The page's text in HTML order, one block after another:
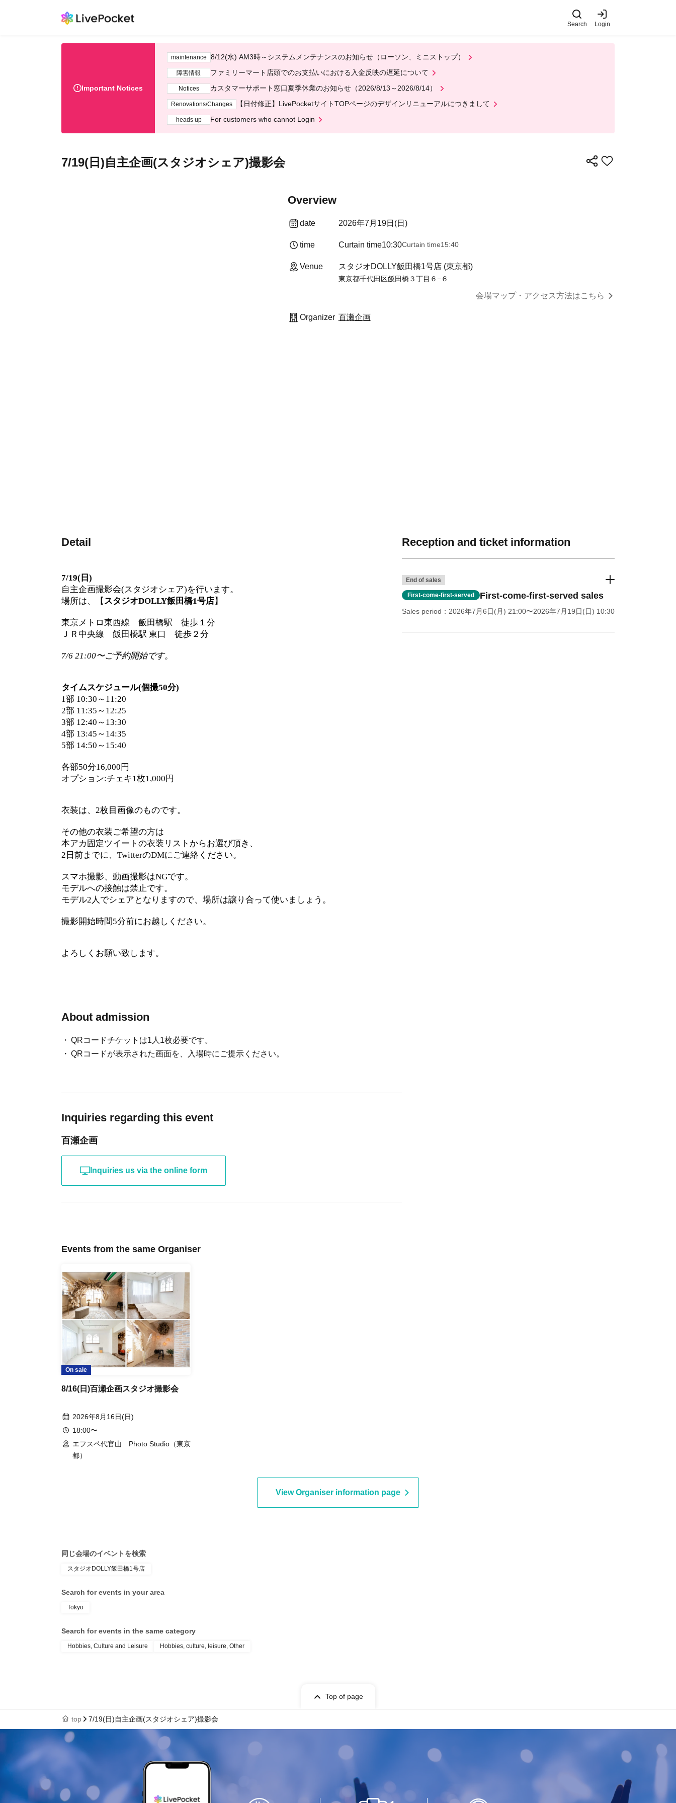
Search Login
Important Notices
maintenance 8/12(水) AM3時～システムメンテナンスのお知らせ（ローソン、ミニストップ）
障害情報 ファミリーマート店頭でのお支払いにおける入金反映の遅延について
Notices カスタマーサポート窓口夏季休業のお知らせ（2026/8/13～2026/8/14）
Renovations/Changes 【日付修正】LivePocketサイトTOPページのデザインリニューアルにつきまして
heads up For customers who cannot Login
7/19(日)自主企画(スタジオシェア)撮影会
Overview
date 2026年7月19日(日)
time Curtain time10:30Curtain time15:40
Venue スタジオDOLLY飯田橋1号店 (東京都)
東京都千代田区飯田橋３丁目６−６
会場マップ・アクセス方法はこちら
Organizer 百瀬企画
Detail
7/19(日)
自主企画撮影会(スタジオシェア)を行います。
場所は、【 スタジオDOLLY飯田橋1号店】
東京メトロ東西線 飯田橋駅 徒歩１分
ＪＲ中央線 飯田橋駅 東口 徒歩２分
7/6 21:00〜ご予約開始です。
タイムスケジュール(個撮50分)
1部 10:30～11:20
2部 11:35～12:25
3部 12:40～13:30
4部 13:45～14:35
5部 14:50～15:40
各部50分16,000円
オプション:チェキ1枚1,000円
衣装は、2枚目画像のものです。
その他の衣装ご希望の方は
本アカ固定ツイートの衣装リストからお選び頂き、
2日前までに、TwitterのDMにご連絡ください。
スマホ撮影、動画撮影はNGです。
モデルへの接触は禁止です。
モデル2人でシェアとなりますので、場所は譲り合って使いましょう。
撮影開始時間5分前にお越しください。
よろしくお願い致します。
About admission
QRコードチケットは1人1枚必要です。
QRコードが表示された画面を、入場時にご提示ください。
Inquiries regarding this event
百瀬企画
Inquiries us via the online form
Reception and ticket information
End of sales
First-come-first-served First-come-first-served sales
Sales period 2026年7月6日(月) 21:00〜2026年7月19日(日) 10:30
Events from the same Organiser
On sale
8/16(日)百瀬企画スタジオ撮影会
2026年8月16日(日)
18:00〜
エフスペ代官山 Photo Studio（東京
都）
View Organiser information page
同じ会場のイベントを検索
スタジオDOLLY飯田橋1号店
Search for events in your area
Tokyo
Search for events in the same category
Hobbies, Culture and Leisure Hobbies, culture, leisure, Other
Top of page
top 7/19(日)自主企画(スタジオシェア)撮影会